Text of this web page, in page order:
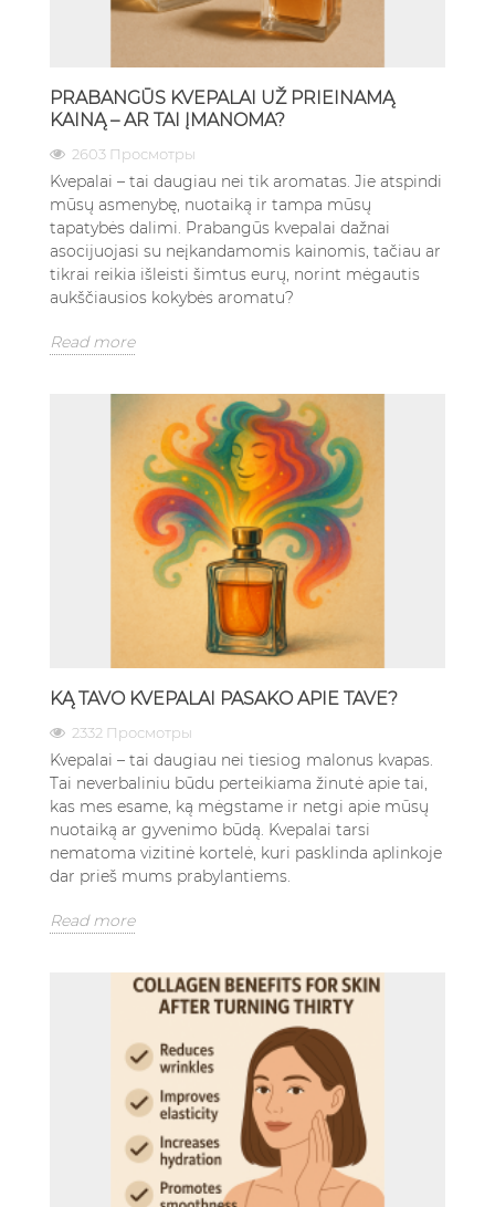
PRABANGŪS KVEPALAI UŽ PRIEINAMĄ
KAINĄ – AR TAI ĮMANOMA?
2603 Просмотры
Kvepalai – tai daugiau nei tik aromatas. Jie atspindi
mūsų asmenybę, nuotaiką ir tampa mūsų
tapatybės dalimi. Prabangūs kvepalai dažnai
asocijuojasi su neįkandamomis kainomis, tačiau ar
tikrai reikia išleisti šimtus eurų, norint mėgautis
aukščiausios kokybės aromatu?
Read more
KĄ TAVO KVEPALAI PASAKO APIE TAVE?
2332 Просмотры
Kvepalai – tai daugiau nei tiesiog malonus kvapas.
Tai neverbaliniu būdu perteikiama žinutė apie tai,
kas mes esame, ką mėgstame ir netgi apie mūsų
nuotaiką ar gyvenimo būdą. Kvepalai tarsi
nematoma vizitinė kortelė, kuri pasklinda aplinkoje
dar prieš mums prabylantiems.
Read more